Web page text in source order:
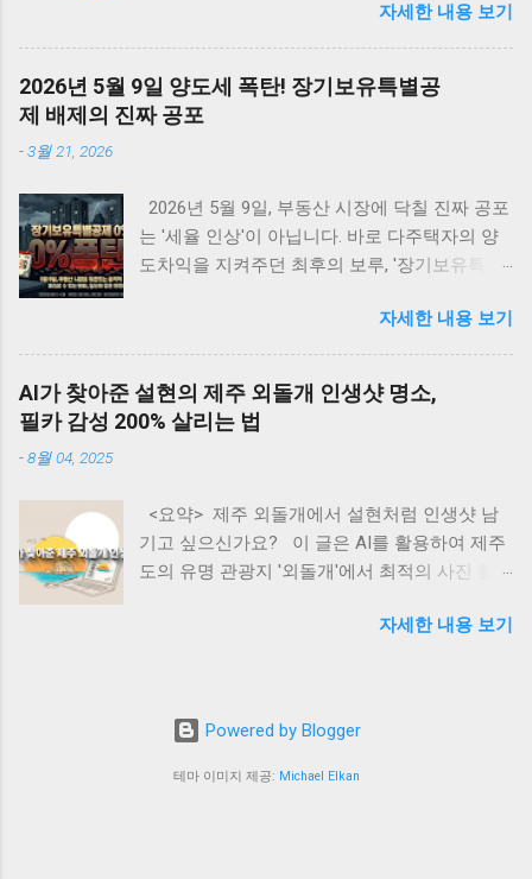
법들을 정리한다. 관세 위기에도 불구하고 빅테
크의 AI 투자는 계속되고 있는데, 이는 개인과
소규모 기업에게 새로운 경제적 기회를 제공할
것이다. <목차> • 글로벌 관세 위기 속의 지속
적 AI 투자 동향 • 관세가 AI 개발 생태계에 미치
하는 AI 기반 수익 모델 • AI 에이전트를 통한 패
시브 인컴 구축 방법 • AI 시대의 새로운 기회와
미래 전망 글로벌 관세 위기 속의 지속적 AI 투
정책의 변화는 세계 경제의 불확실성을 가중시
키고 있다. 특히 한국(25%), 중국(34%), 대만
(32%) 등 IT 제품 주요 수출국들에 대한 고율의
관세 부과는 테크 산업 전반에 상당한 부담으로
비용을 평균 22% 증가시킬 것으로 예측된다. 그
러나 주목할 만한 점은 구글과 아마존 같은 빅테
크 기업들이 이러한 비용 증가에도 불구하고 AI
인프라 투자를 줄이지 않겠다는 명확한 의지를
전년 대비 18% 증가한 규모다. 아마존의 CEO 앤
것"이라며 AI 기술에 대한 광범위한 ...
자세한 내용 보기
2026년 5월 9일 양도세 폭탄! 장기보유특별공
제 배제의 진짜 공포
-3월 21, 2026
2026년 5월 9일, 부동산 시장에 닥칠 진짜 공포
는 '세율 인상'이 아닙니다. 바로 다주택자의 양
도차익을 지켜주던 최후의 보루, '장기보유특별
리 세금으로 토해내야 하는 이 치명적인 조치 앞
에, 강남부터 수도권 외곽까지 패닉셀이 번지고
있습니다. 하루 차이로 수억 원이 날아가는 세금
폭탄의 실체와, 생성형 AI를 활용해 내 자산을
지키는 완벽한 절세 방어 시나리오를 지금 바로
한가? ② 2026년 5월 9일의 시한폭탄: 공제 0%
의 충격 ③ 한눈에 보는 세금 차이 시뮬레이션
(15년 보유 아파트) ④ 글로벌 스탠다드: 해외 선
내 양도세 100% 방어하기 (실전 프롬프트 5선)
동네 부동산이나 지역 맘카페, 재테크 커뮤니티
에 들어가 보면 온통 "5월 전에 계약서 써야 한
다"는 아우성뿐입니다. 정부가 다주택자에게 부
자세한 내용 보기
AI가 찾아준 설현의 제주 외돌개 인생샷 명소,
필카 감성 200% 살리는 법
-8월 04, 2025
<요약> 제주 외돌개에서 설현처럼 인생샷 남
기고 싶으신가요? 이 글은 AI를 활용하여 제주
도의 유명 관광지 '외돌개'에서 최적의 사진 촬
성'의 사진을 찍는 구체적인 방법을 소개합니다.
문에서는 실제 활용 가능한 5가지 상세 프롬프
트와 그에 대한 AI의 예상 답변을 통해, 누구나
자세한 내용 보기
Powered by Blogger
테마 이미지 제공: Michael Elkan